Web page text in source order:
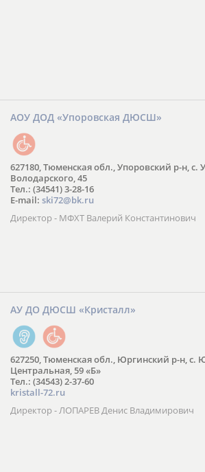
АОУ ДОД «Упоровская ДЮСШ»
627180, Тюменская обл., Упоровский р-н, с.
Володарского, 45
Тел.: (34541) 3-28-16
E-mail: ski72@bk.ru
Директор - МФХТ Валерий Константинович
АУ ДО ДЮСШ «Кристалл»
627250, Тюменская обл., Юргинский р-н, с.
Центральная, 59 «Б»
Тел.: (34543) 2-37-60
kristall-72.ru
Директор - ЛОПАРЕВ Денис Владимирович